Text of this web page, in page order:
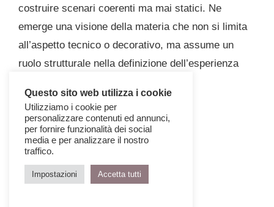
costruire scenari coerenti ma mai statici. Ne
emerge una visione della materia che non si limita
all’aspetto tecnico o decorativo, ma assume un
ruolo strutturale nella definizione dell’esperienza
Questo sito web utilizza i cookie
Utilizziamo i cookie per
personalizzare contenuti ed annunci,
per fornire funzionalità dei social
media e per analizzare il nostro
traffico.
Impostazioni Accetta tutti